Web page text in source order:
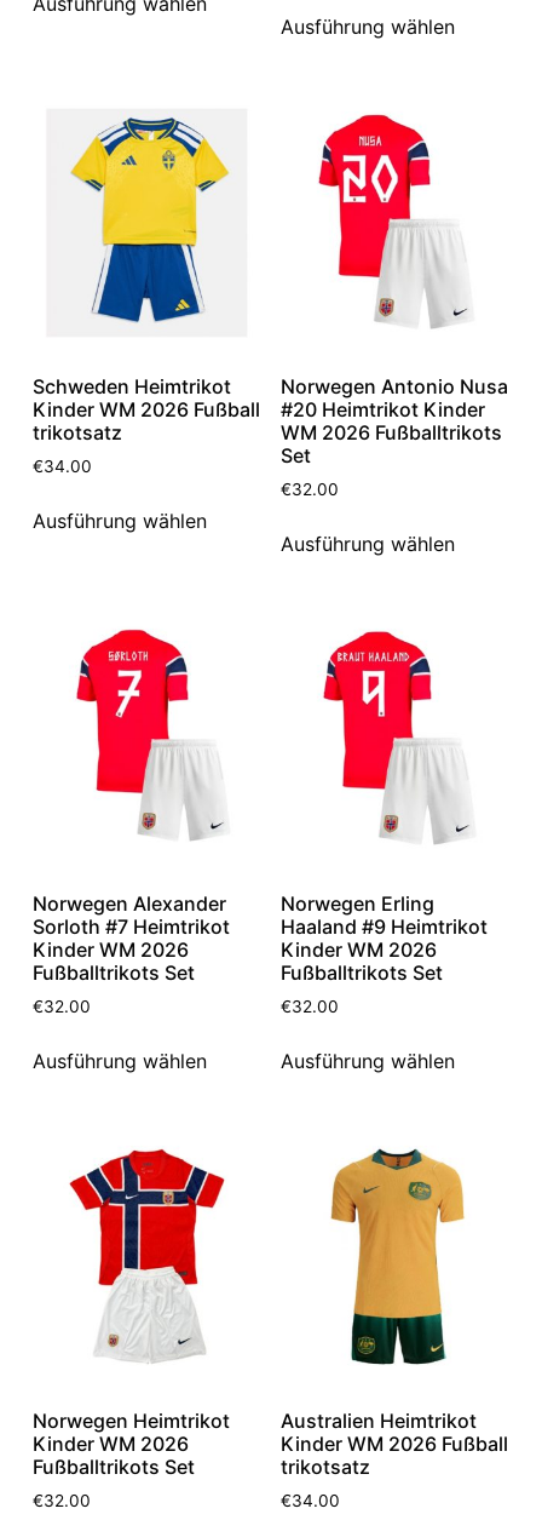
Ausführung wählen
Schweden Heimtrikot
Kinder WM 2026 Fußball
trikotsatz
€34.00
Ausführung wählen
Norwegen Antonio Nusa
#20 Heimtrikot Kinder
WM 2026 Fußballtrikots
Set
€32.00
Ausführung wählen
Norwegen Alexander
Sorloth #7 Heimtrikot
Kinder WM 2026
Fußballtrikots Set
€32.00
Ausführung wählen
Norwegen Erling
Haaland #9 Heimtrikot
Kinder WM 2026
Fußballtrikots Set
€32.00
Ausführung wählen
Norwegen Heimtrikot
Kinder WM 2026
Fußballtrikots Set
€32.00
Australien Heimtrikot
Kinder WM 2026 Fußball
trikotsatz
€34.00